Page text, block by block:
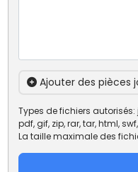
Ajouter des pièces
Types de fichiers autorisés:
pdf, gif, zip, rar, tar, html,
La taille maximale des